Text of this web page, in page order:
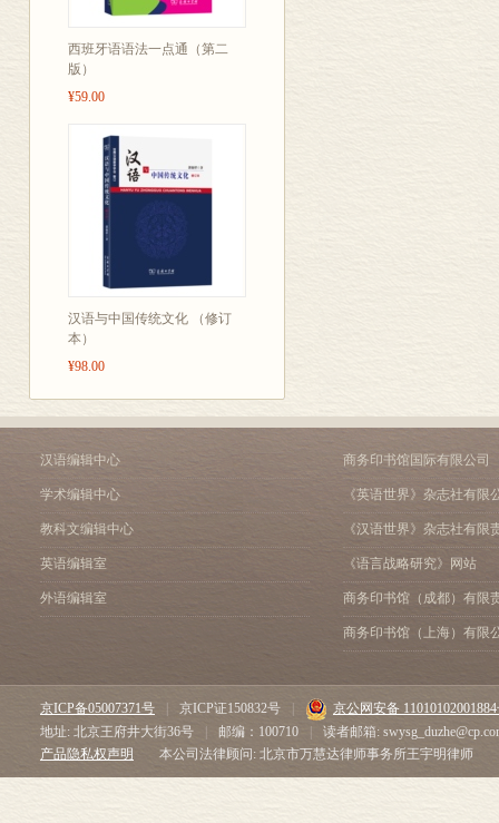
西班牙语语法一点通（第二
版）
¥59.00
汉语与中国传统文化 （修订
本）
¥98.00
汉语编辑中心
学术编辑中心
教科文编辑中心
英语编辑室
外语编辑室
商务印书馆国际有限公司
《英语世界》杂志社有限
《汉语世界》杂志社有限
《语言战略研究》网站
商务印书馆（成都）有限
商务印书馆（上海）有限
京ICP备05007371号 京ICP证150832号
京公网安备
地址: 北京王府井大街36号
邮编：100710
读者邮箱:
产品隐私权声明
本公司法律顾问: 北京市万慧达律师事务所王宇明律师